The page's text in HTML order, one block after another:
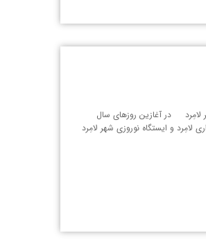
لامِرد در آغازین روزهای سال
لامِرد و ایستگاه نوروزی شهر لامِرد